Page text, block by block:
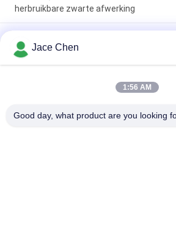
herbruikbare zwarte afwerking
glad gepolijste oppervlakken en
industriële buisreksystemen
Duurzame metalen buisconnectoren
oppervlaktebehandeling met zink-
Jace Chen
1:56 AM
Good day, what product are you looking